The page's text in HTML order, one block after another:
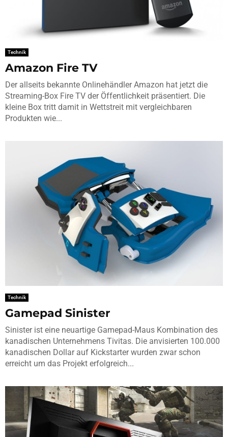
Technik
Amazon Fire TV
Der allseits bekannte Onlinehändler Amazon hat jetzt die
Streaming-Box Fire TV der Öffentlichkeit präsentiert. Die
kleine Box tritt damit in Wettstreit mit vergleichbaren
Produkten wie...
Technik
Gamepad Sinister
Sinister ist eine neuartige Gamepad-Maus Kombination des
kanadischen Unternehmens Tivitas. Die anvisierten 100.000
kanadischen Dollar auf Kickstarter wurden zwar schon
erreicht um das Projekt erfolgreich...